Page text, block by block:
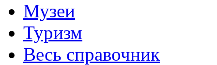
Музеи
Туризм
Весь справочник